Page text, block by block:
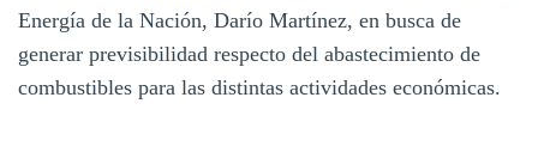
Energía de la Nación, Darío Martínez, en busca de
generar previsibilidad respecto del abastecimiento de
combustibles para las distintas actividades económicas.